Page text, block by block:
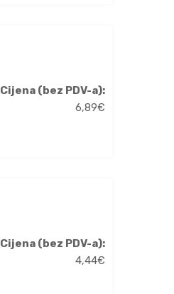
Cijena (bez PDV-a):
6,89€
Cijena (bez PDV-a):
4,44€